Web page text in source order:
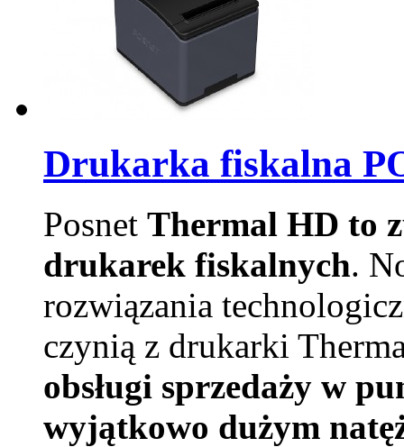
Drukarka fiskalna
Posnet Thermal HD to
drukarek fiskalnych.
rozwiązania
czynią z drukarki
obsługi sprzedaży w
wyjątkowo dużym